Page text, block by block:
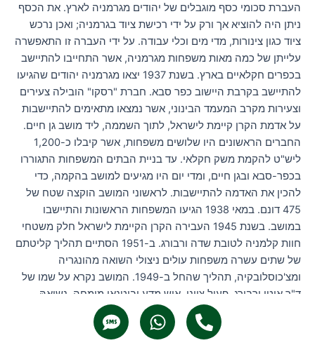
העברת סכומי כסף מוגבלים של יהודים מגרמניה לארץ. את הכסף
ניתן היה להוציא אך ורק על ידי רכישת ציוד בגרמניה; ואכן נרכש
ציוד כגון צינורות, מדי מים וכלי עבודה. על ידי העברה זו התאפשרה
עלייתן של כמה מאות משפחות מגרמניה, אשר התחייבו להתיישב
בכפרים חקלאיים בארץ. בשנת 1937 יצאו מגרמניה יהודים שהגיעו
להתיישב בקרבת היישוב כפר סבא. חברת "רסקו" הובילה צעירים
וצעירות מקרב המעמד הבינוני, אשר נמצאו מתאימים להתיישבות
על אדמת הקרן קיימת לישראל, לתוך השממה, ליד מושב גן חיים.
החברים הראשונים היו שלושים משפחות, אשר קיבלו כ-1,200
ליש"ט להקמת משק חקלאי. עד בניית הבתים המשפחות התגוררו
בכפר-סבא ובגן חיים, ומדי יום היו מגיעים למושב בהקמה, כדי
להכין את האדמה להתיישבות. לראשוני המושב הוקצה שטח של
475 דונם. במאי 1938 הגיעו המשפחות הראשונות והתיישבו
במושב. בשנת 1945 העבירה הקרן הקיימת לישראל חלק משטחי
חוות קלמניה לטובת שדה ורבורג. ב-1951 הסתיים תהליך קליטתם
של שתים עשרה משפחות עולים ניצולי השואה מהונגריה
ומצ'כוסלובקיה, תהליך שהחל ב-1949. המושב נקרא על שמו של
ד"ר אוטו ורבורג, פעיל ציוני, איש מדע ובוטנאי מומחה, נשיאהּ
השלישי של ההסתדרות הציונית. בתמונה: משפחת פרוכצוייג
בדרכה מגרמניה לביתם החדש, במושב שדה ורבורג.
P
h
W
h
S
m